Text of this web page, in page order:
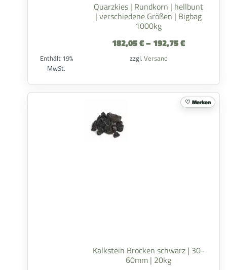
Quarzkies | Rundkorn | hellbunt
| verschiedene Größen | Bigbag
1000kg
182,05€– 192,75€
Enthält 19%
MwSt.
zzgl. Versand
Kalkstein Brocken schwarz | 30-
60mm | 20kg
Merken